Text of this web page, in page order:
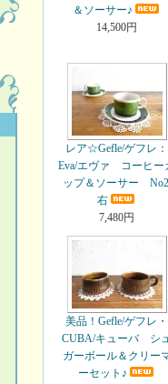
＆ソーサー♪
14,500円
レア☆Gefle/ゲフレ：
Eva/エヴァ コーヒー
ップ＆ソーサー
右
7,480円
美品！Gefle/ゲフレ・
CUBA/キューバ シ
ガーボール＆クリー
ーセット♪